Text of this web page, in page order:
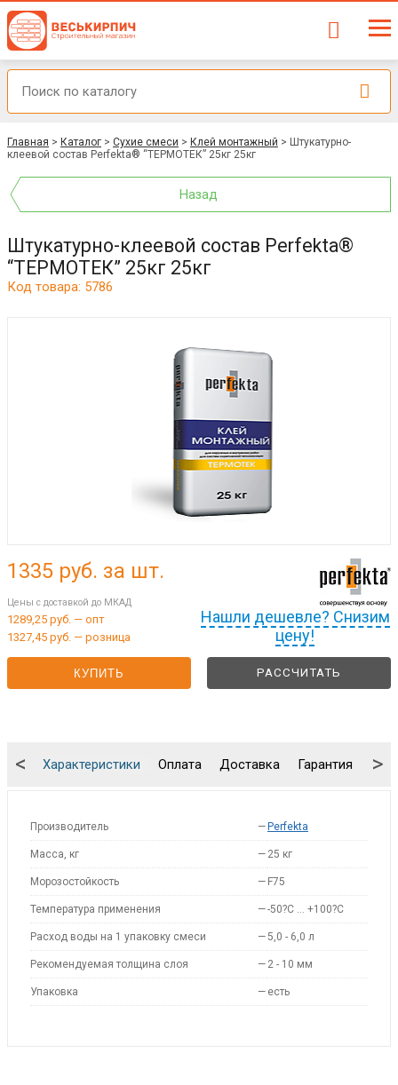
Главная > Каталог > Сухие смеси > Клей монтажный > Штукатурно-
клеевой состав Perfekta® “ТЕРМОТЕК” 25кг 25кг
Назад
Штукатурно-клеевой состав Perfekta®
“ТЕРМОТЕК” 25кг 25кг
Код товара: 5786
Нашли дешевле? Снизим
цену!
1335 руб. за шт.
Цены с доставкой до МКАД
1289,25 руб. — опт
1327,45 руб. — розница
КУПИТЬ РАССЧИТАТЬ
Характеристики Оплата Доставка Гарантия
< >
Производитель — Perfekta
Масса, кг — 25 кг
Морозостойкость — F75
Температура применения —-50?С … +100?С
Расход воды на 1 упаковку смеси —5,0 - 6,0 л
Рекомендуемая толщина слоя — 2 - 10 мм
Упаковка — есть